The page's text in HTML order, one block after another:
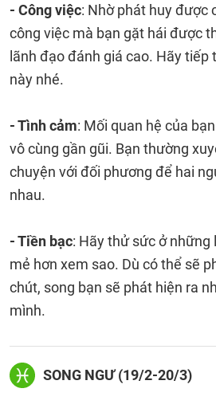
- Công việc: Nhờ phát huy được
công việc mà bạn gặt hái được
lãnh đạo đánh giá cao. Hãy
này nhé.
- Tình cảm: Mối quan hệ của
vô cùng gần gũi. Bạn thường
chuyện với đối phương để hai
nhau.
- Tiền bạc: Hãy thử sức ở những
mẻ hơn xem sao. Dù có thể sẽ
chút, song bạn sẽ phát hiện ra
mình.
SONG NGƯ (19/2-20/3)